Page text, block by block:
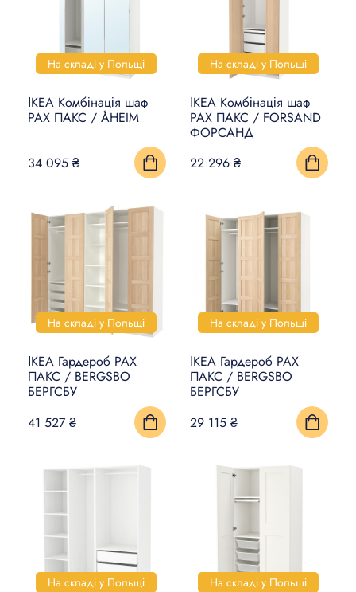
На складі у Польщі
ІКЕА Комбінація шаф
PAX ПАКС / ÅHEIM
34 095 ₴
На складі у Польщі
ІКЕА Комбінація шаф
PAX ПАКС / FORSAND
ФОРСАНД
22 296 ₴
На складі у Польщі
ІКЕА Гардероб PAX
ПАКС / BERGSBO
БЕРГСБУ
41 527 ₴
На складі у Польщі
ІКЕА Гардероб PAX
ПАКС / BERGSBO
БЕРГСБУ
29 115 ₴
На складі у Польщі На складі у Польщі